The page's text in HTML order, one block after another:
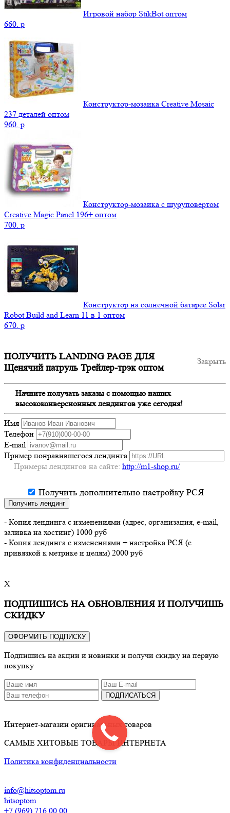
Игровой набор StikBot оптом
660. p
Конструктор-мозаика Creative Mosaic
237 деталей оптом
960. p
Конструктор-мозаика с шуруповертом
Creative Magic Panel 196+ оптом
700. p
Конструктор на солнечной батарее Solar
Robot Build and Learn 11 в 1 оптом
670. p
Закрыть
ПОЛУЧИТЬ LANDING PAGE ДЛЯ
Щенячий патруль Трейлер-трэк оптом
Начните получать заказы с помощью наших
высококонверсионных лендингов уже сегодня!
Имя
Телефон
E-mail
Пример понравившегося лендинга
Примеры лендингов на сайте: http://m1-shop.ru/
Получить дополнительно настройку РСЯ
Получить лендинг
- Копия лендинга с изменениями (адрес, организация, e-mail,
заливка на хостинг) 1000 руб
- Копия лендинга с изменениями + настройка РСЯ (с
привязкой к метрике и целям) 2000 руб
X
ПОДПИШИСЬ НА ОБНОВЛЕНИЯ И ПОЛУЧИШЬ
СКИДКУ
ОФОРМИТЬ ПОДПИСКУ
Подпишись на акции и новинки и получи скидку на первую
покупку
ПОДПИСАТЬСЯ
Интернет-магазин оригинальных товаров
САМЫЕ ХИТОВЫЕ ТОВАРЫ ИНТЕРНЕТА
Политика конфиденциальности
info@hitsoptom.ru
hitsoptom
+7 (969) 716 00 00